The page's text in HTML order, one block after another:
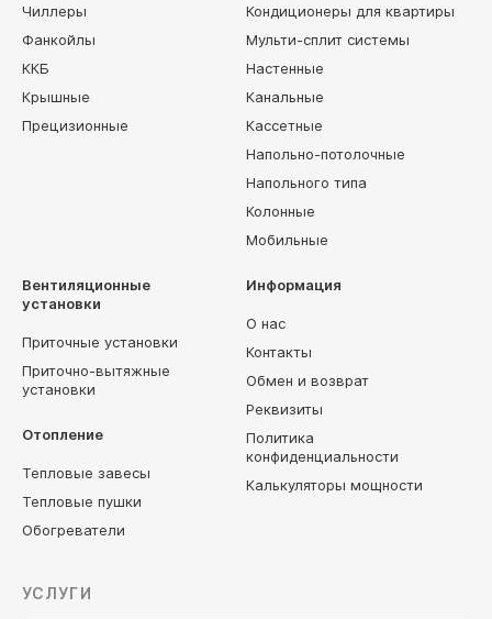
Чиллеры
Фанкойлы
ККБ
Крышные
Прецизионные
Кондиционеры для квартиры
Мульти-сплит системы
Настенные
Канальные
Кассетные
Напольно-потолочные
Напольного типа
Колонные
Мобильные
Вентиляционные
установки
Приточные установки
Приточно-вытяжные
установки
Отопление
Тепловые завесы
Тепловые пушки
Обогреватели
Информация
О нас
Контакты
Обмен и возврат
Реквизиты
Политика
конфиденциальности
Калькуляторы мощности
УСЛУГИ